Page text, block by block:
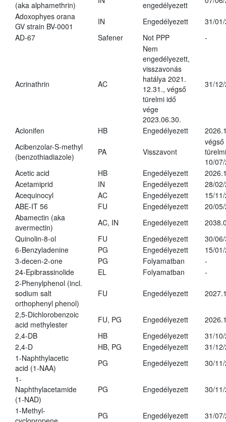
(aka alphamethrin)
engedélyezett
Adoxophyes orana
GV strain BV-0001
IN Engedélyezett
31/
AD-67
Safener Not PPP -
Acrinathrin AC
Nem
engedélyezett,
visszavonás
hatálya 2021.
12.31., végső
türelmi idő
vége
2023.06.30.
31/
Aclonifen HB Engedélyezett
Acibenzolar-S-methyl
(benzothiadiazole)
PA Visszavont
végső
10/
Acetic acid
HB Engedélyezett
Acetamiprid
IN Engedélyezett
28/
Acequinocyl
AC Engedélyezett
15/
ABE-IT 56
FU Engedélyezett
20/
Abamectin (aka
avermectin)
AC, IN Engedélyezett
Quinolin-8-ol
FU Engedélyezett
30/
6-Benzyladenine
PG Engedélyezett
15/
3-decen-2-one
PG Folyamatban
-
24-Epibrassinolide
EL Folyamatban
-
2-Phenylphenol (incl.
sodium salt
orthophenyl phenol)
FU Engedélyezett
2,5-Dichlorobenzoic
acid methylester
FU, PG Engedélyezett
2,4-DB
HB Engedélyezett
31/
2,4-D
HB, PG Engedélyezett
31/
1-Naphthylacetic
acid (1-NAA)
PG Engedélyezett
30/
1-
Naphthylacetamide
(1-NAD)
PG Engedélyezett 30/
1-Methyl-
PG Engedélyezett
31/